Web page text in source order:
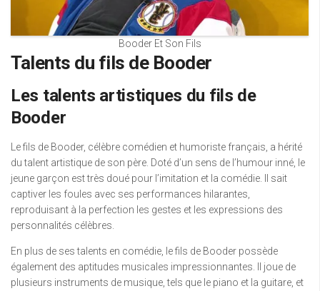
Booder Et Son Fils
Talents du fils de Booder
Les talents artistiques du fils de
Booder
Le fils de Booder, célèbre comédien et humoriste français, a hérité
du talent artistique de son père. Doté d’un sens de l’humour inné, le
jeune garçon est très doué pour l’imitation et la comédie. Il sait
captiver les foules avec ses performances hilarantes,
reproduisant à la perfection les gestes et les expressions des
personnalités célèbres.
En plus de ses talents en comédie, le fils de Booder possède
également des aptitudes musicales impressionnantes. Il joue de
plusieurs instruments de musique, tels que le piano et la guitare, et